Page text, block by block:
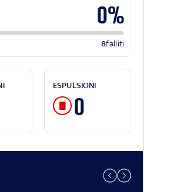
0%
8falliti
ESPULSIONI
0